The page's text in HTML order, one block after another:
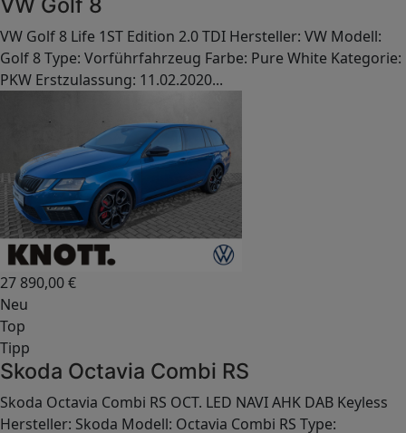
VW Golf 8 Life 1ST Edition 2.0 TDI Hersteller: VW Modell:
Golf 8 Type: Vorführfahrzeug Farbe: Pure White Kategorie:
PKW Erstzulassung: 11.02.2020...
27 890,00€
Neu
Top
Tipp
Skoda Octavia Combi RS
Skoda Octavia Combi RS OCT. LED NAVI AHK DAB Keyless
Hersteller: Skoda Modell: Octavia Combi RS Type: